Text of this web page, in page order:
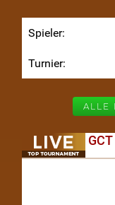
Spieler
Turnier
ALLE